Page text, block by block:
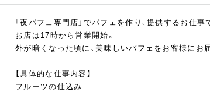
「夜パフェ専門店」でパフェを作り、提供するお仕事
お店は17時から営業開始。
外が暗くなった頃に、美味しいパフェをお客様にお
【具体的な仕事内容】
フルーツの仕込み